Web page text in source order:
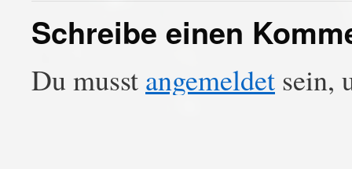
Schreibe einen
Du musst angemeldet sein,